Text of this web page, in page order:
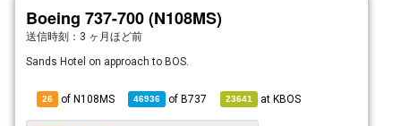
Boeing 737-700 (N108MS)
送信時刻： 3 ヶ月ほど前
Sands Hotel on approach to BOS.
26 of N108MS 46936 ofB737 23641 atKBOS